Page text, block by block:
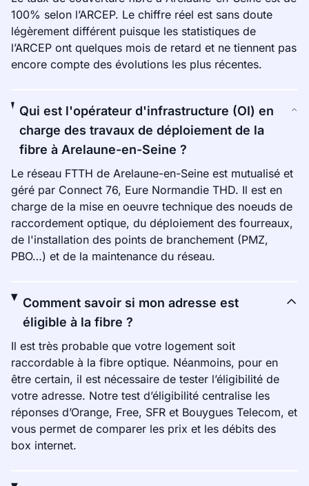
100% selon l’ARCEP. Le chiffre réel est sans doute
légèrement différent puisque les statistiques de
l’ARCEP ont quelques mois de retard et ne tiennent pas
encore compte des évolutions les plus récentes.
Qui est l'opérateur d'infrastructure (OI) en
charge des travaux de déploiement de la
fibre à Arelaune-en-Seine ?
Le réseau FTTH de Arelaune-en-Seine est mutualisé et
géré par Connect 76, Eure Normandie THD. Il est en
charge de la mise en oeuvre technique des noeuds de
raccordement optique, du déploiement des fourreaux,
de l'installation des points de branchement (PMZ,
PBO…) et de la maintenance du réseau.
Comment savoir si mon adresse est
éligible à la fibre ?
Il est très probable que votre logement soit
raccordable à la fibre optique. Néanmoins, pour en
être certain, il est nécessaire de tester l’éligibilité de
votre adresse. Notre test d’éligibilité centralise les
réponses d’Orange, Free, SFR et Bouygues Telecom, et
vous permet de comparer les prix et les débits des
box internet.